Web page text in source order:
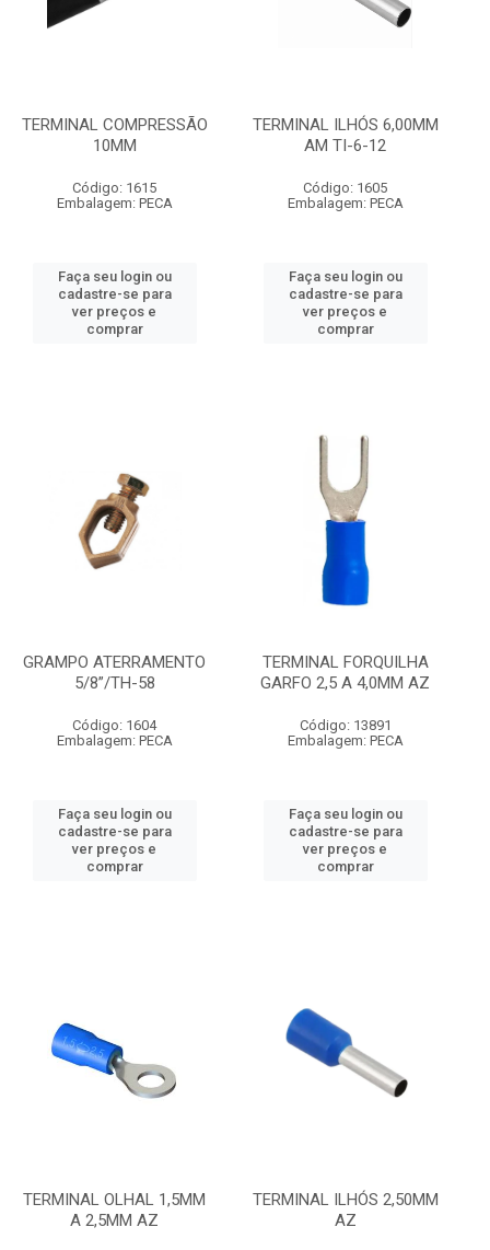
TERMINAL COMPRESSÃO
10MM
Código: 1615
Embalagem: PECA
Faça seu login ou
cadastre-se para
ver preços e
comprar
TERMINAL ILHÓS 6,00MM
AM TI-6-12
Código: 1605
Embalagem: PECA
Faça seu login ou
cadastre-se para
ver preços e
comprar
GRAMPO ATERRAMENTO
5/8”/TH-58
Código: 1604
Embalagem: PECA
Faça seu login ou
cadastre-se para
ver preços e
comprar
TERMINAL FORQUILHA
GARFO 2,5 A 4,0MM AZ
Código: 13891
Embalagem: PECA
Faça seu login ou
cadastre-se para
ver preços e
comprar
TERMINAL OLHAL 1,5MM
A 2,5MM AZ
TERMINAL ILHÓS 2,50MM
AZ